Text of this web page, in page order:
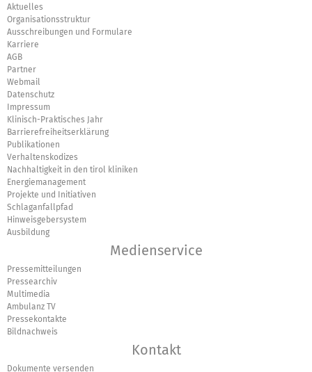
Aktuelles
Organisationsstruktur
Ausschreibungen und Formulare
Karriere
AGB
Partner
Webmail
Datenschutz
Impressum
Klinisch-Praktisches Jahr
Barrierefreiheitserklärung
Publikationen
Verhaltenskodizes
Nachhaltigkeit in den tirol kliniken
Energiemanagement
Projekte und Initiativen
Schlaganfallpfad
Hinweisgebersystem
Ausbildung
Medienservice
Pressemitteilungen
Pressearchiv
Multimedia
Ambulanz TV
Pressekontakte
Bildnachweis
Kontakt
Dokumente versenden